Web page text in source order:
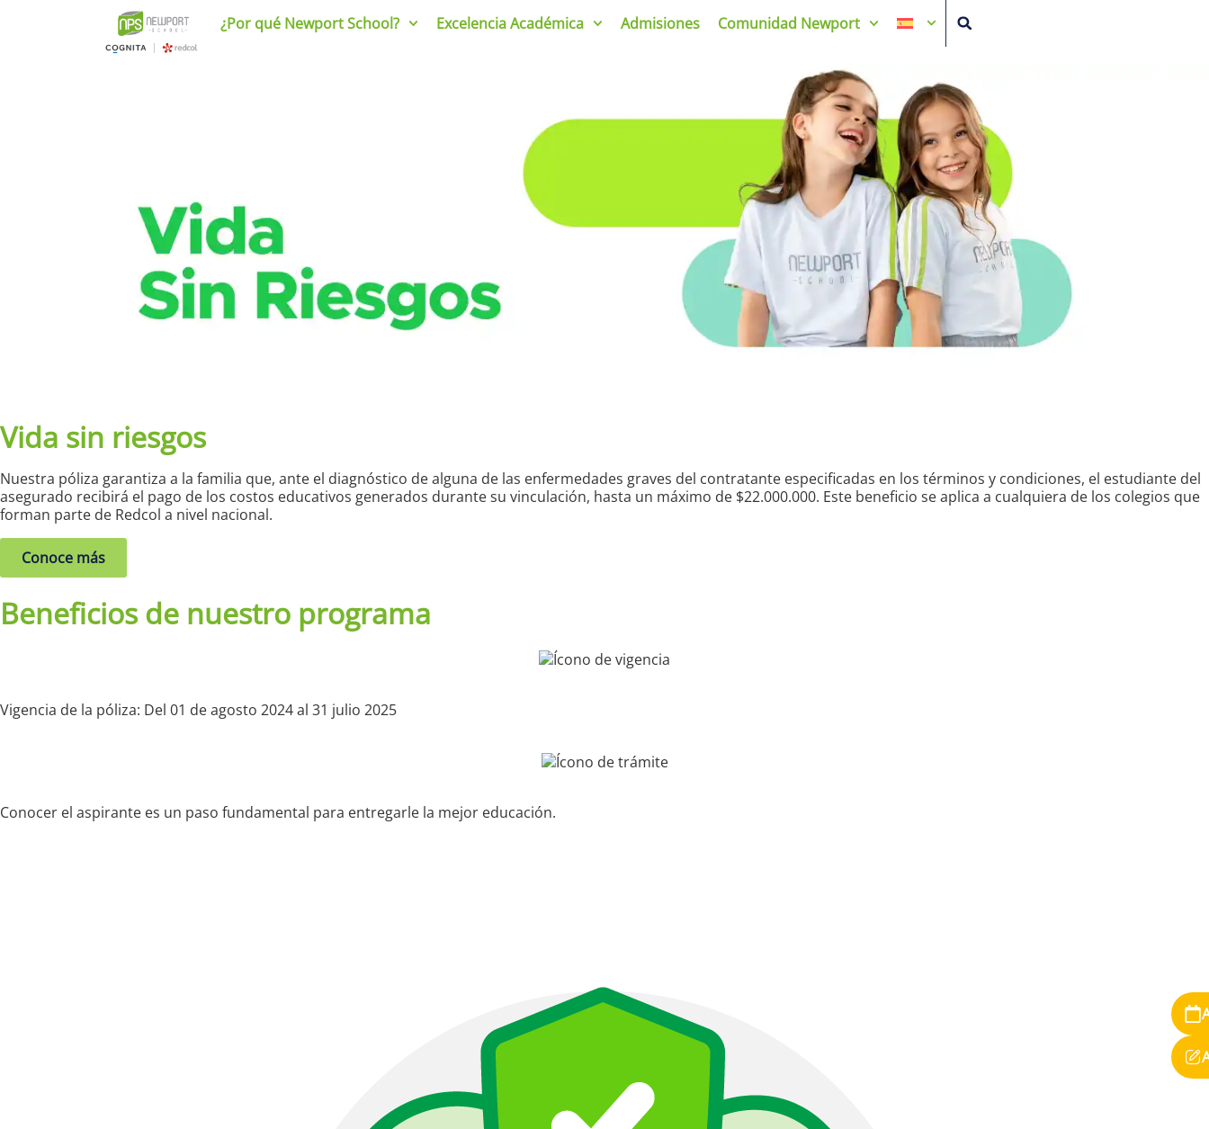
¿Por qué Newport School? Excelencia Académica Admisiones Comunidad Newport
Vida sin riesgos
Nuestra póliza garantiza a la familia que, ante el diagnóstico de alguna de las enfermedades graves del contratante especificadas en los términos y condiciones, el estudiante del
asegurado recibirá el pago de los costos educativos generados durante su vinculación, hasta un máximo de $22.000.000. Este beneficio se aplica a cualquiera de los colegios que
forman parte de Redcol a nivel nacional.
Conoce más
Beneficios de nuestro programa
Vigencia de la póliza: Del 01 de agosto 2024 al 31 julio 2025
Conocer el aspirante es un paso fundamental para entregarle la mejor educación.